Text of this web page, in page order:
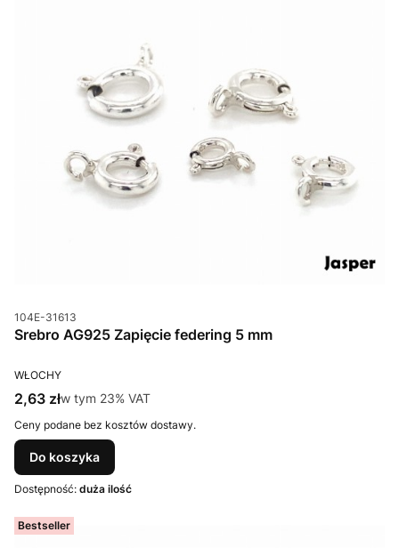
Kod produktu
104E-31613
Srebro AG925 Zapięcie federing 5 mm
PRODUCENT
WŁOCHY
Cena brutto
2,63 złw tym %s VAT
w tym 23% VAT
Ceny podane bez kosztów dostawy.
Do koszyka
Dostępność: duża ilość
Bestseller